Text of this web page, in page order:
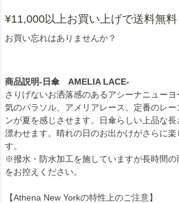
¥11,000以上お買い上げで送料無料
お買い忘れはありませんか？
商品説明-日傘 AMELIA LACE-
さりげないお洒落感のあるアシーナニュー
気のパラソル、アメリアレース。定番のレ
ンが夏を感じさせます。日傘らしい上品な
漂わせます。晴れの日のお出かけがさらに
す。
※撥水・防水加工を施していますが長時間の
をお控えください。
【Athena New Yorkの特性上のご注意】